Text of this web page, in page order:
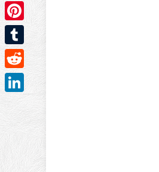
Twitter
Pinterest
Tumblr
Reddit